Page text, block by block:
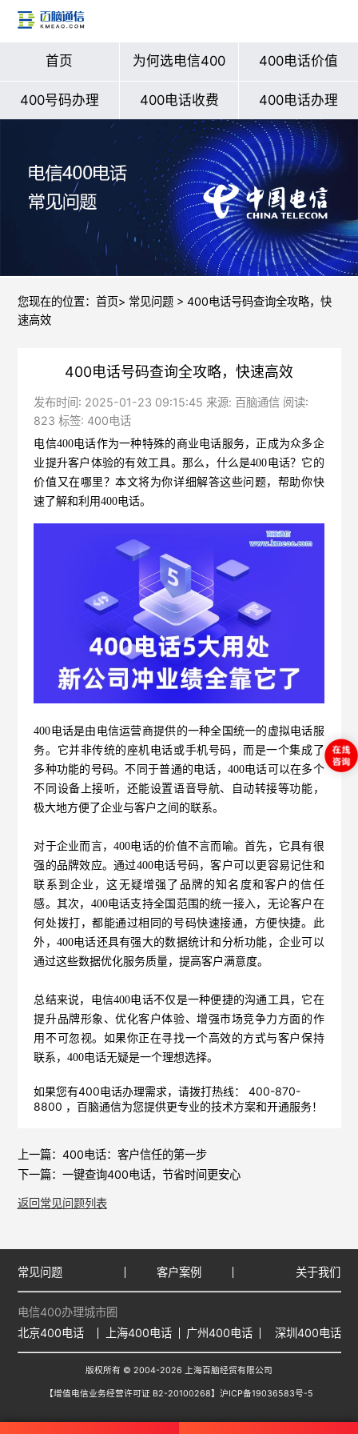
首页 为何选电信400 400电话价值
400号码办理 400电话收费 400电话办理
您现在的位置： 首页> 常见问题> 400电话号码查询全攻略，快
速高效
400电话号码查询全攻略，快速高效
发布时间: 2025-01-23 09:15:45 来源: 百脑通信 阅读:
823 标签: 400电话
电信400电话作为一种特殊的商业电话服务，正成为众多企
业提升客户体验的有效工具。那么，什么是400电话？它的
价值又在哪里？本文将为你详细解答这些问题，帮助你快
速了解和利用400电话。
400电话是由电信运营商提供的一种全国统一的虚拟电话服
务。它并非传统的座机电话或手机号码，而是一个集成了
多种功能的号码。不同于普通的电话，400电话可以在多个
不同设备上接听，还能设置语音导航、自动转接等功能，
极大地方便了企业与客户之间的联系。
对于企业而言，400电话的价值不言而喻。首先，它具有很
强的品牌效应。通过400电话号码，客户可以更容易记住和
联系到企业，这无疑增强了品牌的知名度和客户的信任
感。其次，400电话支持全国范围的统一接入，无论客户在
何处拨打，都能通过相同的号码快速接通，方便快捷。此
外，400电话还具有强大的数据统计和分析功能，企业可以
通过这些数据优化服务质量，提高客户满意度。
总结来说，电信400电话不仅是一种便捷的沟通工具，它在
提升品牌形象、优化客户体验、增强市场竞争力方面的作
用不可忽视。如果你正在寻找一个高效的方式与客户保持
联系，400电话无疑是一个理想选择。
如果您有400电话办理需求，请拨打热线： 400-870-
8800 ，百脑通信为您提供更专业的技术方案和开通服务！
上一篇： 400电话：客户信任的第一步
下一篇： 一键查询400电话，节省时间更安心
返回常见问题列表
常见问题 客户案例 关于我们
电信400办理城市圈
北京400电话
上海400电话 广州400电话 深圳400电话
版权所有 © 2004-2026 上海百脑经贸有限公司
【增值电信业务经营许可证 B2-20100268】 沪ICP备19036583号-5